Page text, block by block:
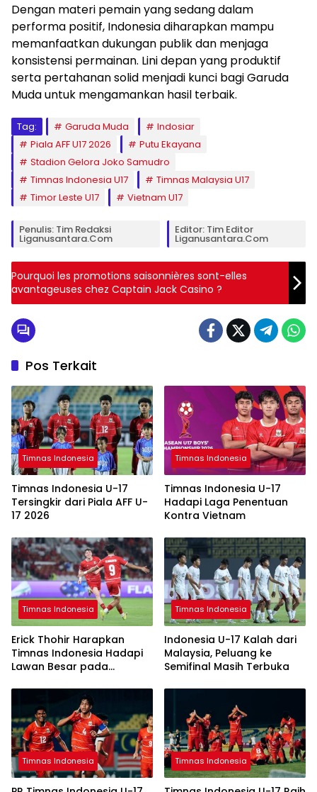
Dengan materi pemain yang sedang dalam
performa positif, Indonesia diharapkan mampu
memanfaatkan dukungan publik dan menjaga
konsistensi permainan. Lini depan yang produktif
serta pertahanan solid menjadi kunci bagi Garuda
Muda untuk mengamankan hasil terbaik.
Tag: Garuda Muda
Indosiar
Piala AFF U17 2026
Putu Ekayana
Stadion Gelora Joko Samudro
Timnas Indonesia U17
Timnas Malaysia U17
Timor Leste U17
Vietnam U17
Penulis: Tim Redaksi
Liganusantara.com
Editor: Tim Editor
Liganusantara.com
Pourquoi les promotions saisonnières sont-elles
avantageuses chez Captain Jack Casino ?
Pos Terkait
Timnas Indonesia
Timnas Indonesia U-17
Tersingkir dari Piala AFF U-
17 2026
Timnas Indonesia
Timnas Indonesia U-17
Hadapi Laga Penentuan
Kontra Vietnam
Timnas Indonesia
Erick Thohir Harapkan
Timnas Indonesia Hadapi
Lawan Besar pada
Timnas Indonesia
Indonesia U-17 Kalah dari
Malaysia, Peluang ke
Semifinal Masih Terbuka
Timnas Indonesia Timnas Indonesia